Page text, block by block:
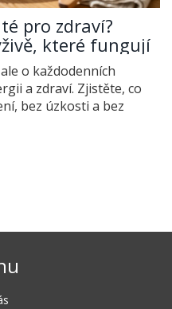
pro zdraví?
které fungují
o každodenních
a zdraví. Zjistěte, co
bez úzkosti a bez